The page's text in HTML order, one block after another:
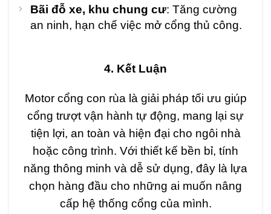
Bãi đỗ xe, khu chung cư: Tăng cường
an ninh, hạn chế việc mở cổng thủ công.
4. Kết Luận
Motor cổng con rùa là giải pháp tối ưu giúp
cổng trượt vận hành tự động, mang lại sự
tiện lợi, an toàn và hiện đại cho ngôi nhà
hoặc công trình. Với thiết kế bền bỉ, tính
năng thông minh và dễ sử dụng, đây là lựa
chọn hàng đầu cho những ai muốn nâng
cấp hệ thống cổng của mình.